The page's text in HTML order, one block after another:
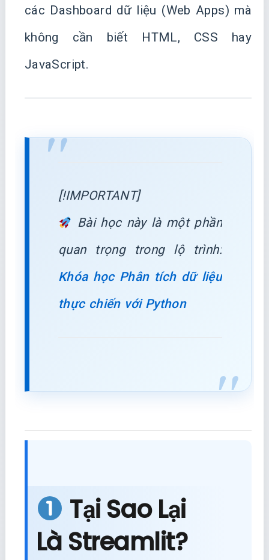
các Dashboard dữ liệu (Web Apps) mà
không cần biết HTML, CSS hay
JavaScript.
[!IMPORTANT]
Bài học này là một phần
quan trọng trong lộ trình:
Khóa học Phân tích dữ liệu
thực chiến với Python
Tại Sao Lại
Là Streamlit?